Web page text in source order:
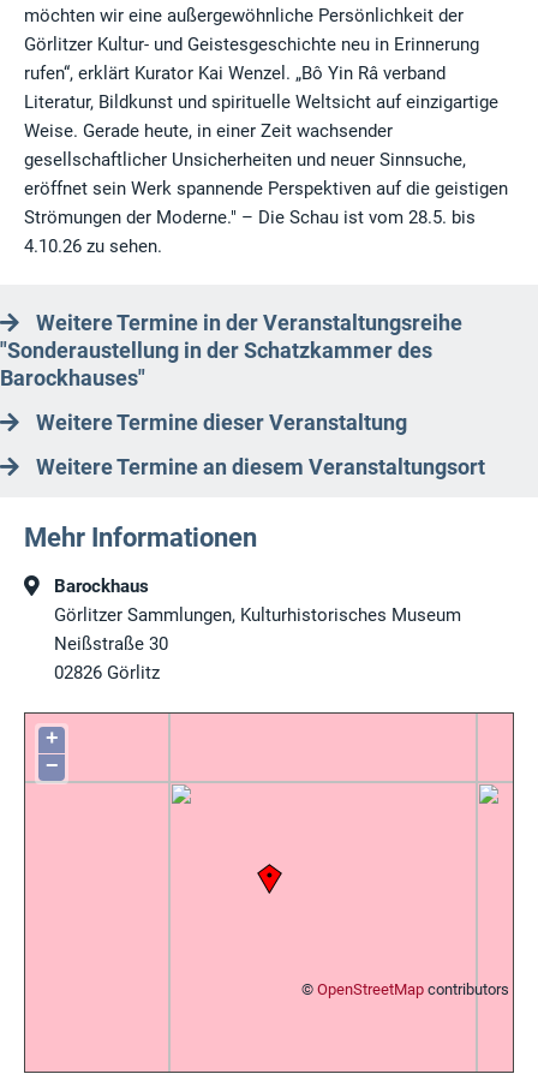
möchten wir eine außergewöhnliche Persönlichkeit der
Görlitzer Kultur- und Geistesgeschichte neu in Erinnerung
rufen“, erklärt Kurator Kai Wenzel. „Bô Yin Râ verband
Literatur, Bildkunst und spirituelle Weltsicht auf einzigartige
Weise. Gerade heute, in einer Zeit wachsender
gesellschaftlicher Unsicherheiten und neuer Sinnsuche,
eröffnet sein Werk spannende Perspektiven auf die geistigen
Strömungen der Moderne." – Die Schau ist vom 28.5. bis
4.10.26 zu sehen.
Weitere Termine in der Veranstaltungsreihe
"Sonderaustellung in der Schatzkammer des
Barockhauses"
Weitere Termine dieser Veranstaltung
Weitere Termine an diesem Veranstaltungsort
Mehr Informationen
Barockhaus
Görlitzer Sammlungen, Kulturhistorisches Museum
Neißstraße 30
02826 Görlitz
+
−
© OpenStreetMap contributors